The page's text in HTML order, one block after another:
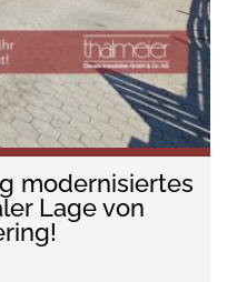
modernisiertes
Lage von